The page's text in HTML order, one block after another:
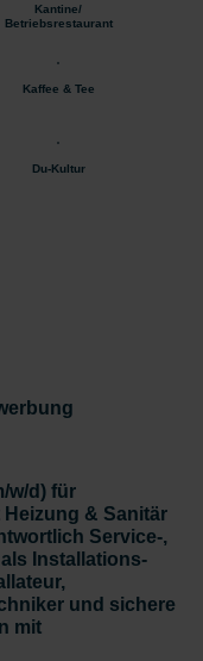
Kantine/
Betriebsrestaurant
Kaffee & Tee
Du-Kultur
w/d) für
& Sanitär
Service-,
Installations-
und sichere
mit